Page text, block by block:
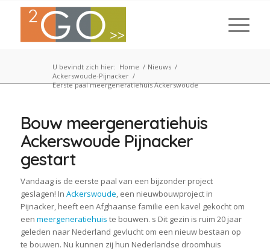
U bevindt zich hier: Home / Nieuws /
Ackerswoude-Pijnacker /
Eerste paal meergeneratiehuis Ackerswoude
Bouw meergeneratiehuis
Ackerswoude Pijnacker
gestart
Vandaag is de eerste paal van een bijzonder project
geslagen! In Ackerswoude, een nieuwbouwproject in
Pijnacker, heeft een Afghaanse familie een kavel gekocht om
een meergeneratiehuis te bouwen. s Dit gezin is ruim 20 jaar
geleden naar Nederland gevlucht om een nieuw bestaan op
te bouwen. Nu kunnen zij hun Nederlandse droomhuis